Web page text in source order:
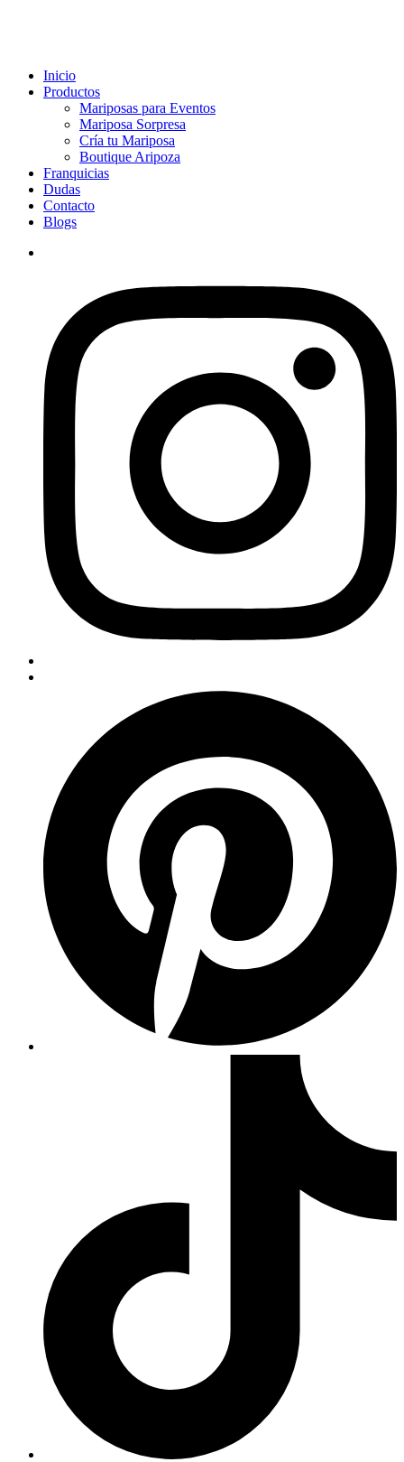
Inicio
Productos
Mariposas para Eventos
Mariposa Sorpresa
Cría tu Mariposa
Boutique Aripoza
Franquicias
Dudas
Contacto
Blogs